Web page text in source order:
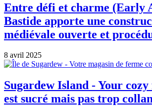
Entre défi et charme (Early
Bastide apporte une
médiévale ouverte et
8 avril 2025
Sugardew Island - Your
est sucré mais pas trop